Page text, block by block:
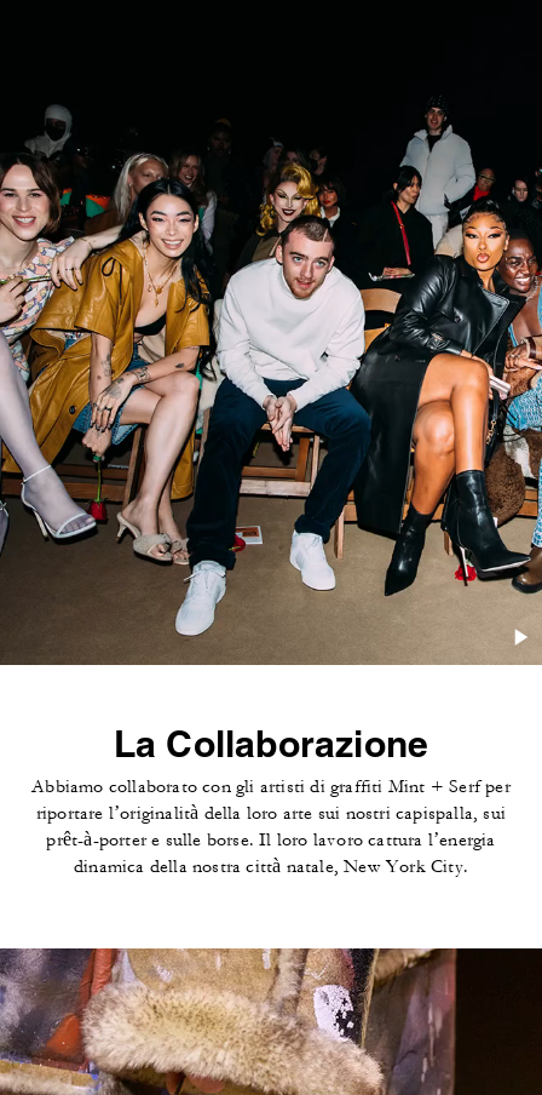
La Collaborazione
Abbiamo collaborato con gli artisti di graffiti Mint + Serf per
riportare l’originalità della loro arte sui nostri capispalla, sui
prêt-à-porter e sulle borse. Il loro lavoro cattura l’energia
dinamica della nostra città natale, New York City.